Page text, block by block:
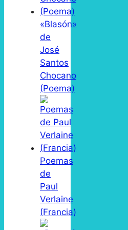
«Blasón»
de
José
Santos
Chocano
(Poema)
Poemas
de
Paul
Verlaine
(Francia)